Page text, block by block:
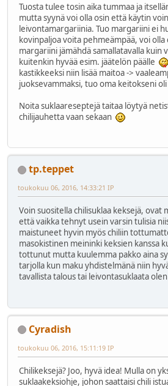
Tuosta tulee tosin aika tummaa ja
mutta syynä voi olla osin että käytin
leivontamargariinia. Tuo margariini ei
kovinpaljoa voita pehmeämpää, voi
margariini jämähdä samallatavalla kuin
kuitenkin hyvää esim. jäätelön päälle
kastikkeeksi niin lisää maitoa ->
juoksevammaksi, tuo oma keitokseni
Noita suklaareseptejä taitaa löytyä
chilijauhetta vaan sekaan
tp.teppet
toukokuu 06, 2016, 14:33:21 IP
Voin suositella chilisuklaa keksejä, ovat
että vaikka tehnyt usein varsin tulisia
maistuneet hyvin myös chiliin
masokistinen meininki keksien kanssa
tottunut mutta kuulemma pakko aina
tarjolla kun maku yhdistelmänä niin
tavallista talous tai leivontasuklaata
Cyradish
toukokuu 06, 2016, 15:11:19 IP
Chilikeksejä? Joo, hyvä idea! Mulla on
suklaakeksiohje, johon saattaisi chili